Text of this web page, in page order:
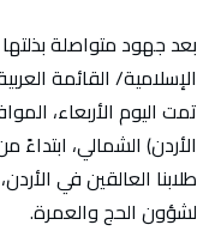
بعد جهود متواصلة
الإسلامية/ القائمة
تمت اليوم الأربعاء،
الأردن) الشمالي،
طلابنا العالقين في
لشؤون الحج والعمرة.